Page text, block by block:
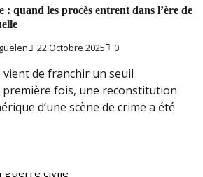
: quand les procès entrent dans l’ère de
22 Octobre 2025 0
de franchir un seuil
première fois, une reconstitution
d’une scène de crime a été